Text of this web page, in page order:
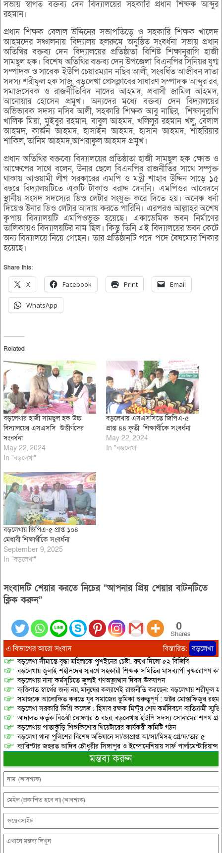
সভায় স্বাগত বক্তব্য দেন বিদ্যালয়ের সহকারি প্রধান শিক্ষক আব্দুর
রহমান।
প্রধান শিক্ষক বেলাল উদ্দিনের সভাপতিত্বে ও সহকারি শিক্ষক খালেদ
আহমদের সঞ্চালনায় বিদ্যালয় হলরুমে অনুষ্ঠিত সংবর্ধনা সভায় প্রধান
অতিথির বক্তব্য দেন বিদ্যালয়ের প্রতিষ্ঠাতা বিশিষ্ট শিক্ষানুরাগি হাজী
সামছুল হক। বিশেষ অতিথির বক্তব্য দেন উপজেলা বিএনপির সিনিয়র যুগ্ম
সম্পাদক ও সাবেক ইউপি চেয়ারম্যান নছিব আলী, সংবর্ধিত আজীবন দাতা
সদস্য শরীফুল হক সাজু, বড়লেখা প্রেসক্লাবের সাধারণ সম্পাদক আব্দুর রব,
সমাজসেবক ও রাজনীতিবিদ নাদের আহমদ, প্রবাসী জামিল আহমদ,
আনোয়ার হোসেন প্রমুখ। অন্যদের মধ্যে বক্তব্য দেন বিদ্যালয়ের
অভিভাবক সদস্য নসিব আলী, সহকারি শিক্ষক আবু নাছির, শিক্ষানুরাগি
খালিক মিয়া, মুইবুর রহমান, বাবুল আহমদ, খলিলুর রহমান খলু, বেলাল
আহমদ, কার্জন আহমদ, হাসাইন আহমদ, হাসান আহমদ, শাহরিয়ার
শাকিল, তানিম আহমদ,আশরাফুল আহমদ প্রমুখ।
প্রধান অতিথির বক্তব্যে বিদ্যালয়ের প্রতিষ্ঠাতা হাজী সামছুল হক ক্ষোভ ও
আক্ষেপের সাথে বলেন, উনার ছেলে বিএনপির রাজনীতির সাথে সম্পৃক্ত
থাকায় আওয়ামী লীগ সরকারের এমপি ও মন্ত্রী শাহাব উদ্দিন সাড়ে ১৫
বছরে বিদ্যালয়টিতে একটি টাকাও বরাদ্দ দেননি। এমপিওর আবেদনে
স্থানীয় সংসদ সদস্যের ডিও লেটার সংযুক্ত করে দিতে হয়। অনেক ধর্না
দিয়েও উনার ডিও লেটার আদায় করতে পারিনি। এরপরও আল্লাহর অশেষ
কৃপায় বিদ্যালয়টি এমপিওভুক্ত হয়েছে। একাডেমিক ভবন নির্মাণের
তালিকায়ও বিদ্যালয়টির নাম ছিল। কিন্তু তিনি এই বিদ্যালয়ের ভবন কেটে
অন্য বিদ্যালয়ে নিয়ে গেছেন। তার প্রতিষ্ঠানটি পদে পদে বৈষম্যের শিকার
হয়েছে।
Share this:
X Facebook Print Email
WhatsApp
Related
বড়লেখার হাজী সামছুল হক উচ্চ
বিদ্যালয়ের এসএসসি উত্তীর্ণদের
সংবর্ধনা
May 22, 2024
In "বড়লেখা"
বড়লেখায় এসএসসিতে জিপিএ-৫
প্রাপ্ত ৪৪ কৃতী শিক্ষার্থীকে সংবর্ধনা
May 22, 2024
In "বড়লেখা"
বড়লেখায় জিপিএ-৫ প্রাপ্ত ১০৪
মেধাবী শিক্ষার্থীকে সংবর্ধনা
September 9, 2025
In "বড়লেখা"
সংবাদটি শেয়ার করতে নিচের “আপনার প্রিয় শেয়ার বাটনটিতে
ক্লিক করুন”
0
Shares
এ বিভাগের আরো সংবাদ বিস্তারিত: বড়লেখা
বড়লেখা সীমান্তে বৃদ্ধা মহিলাকে পুশইনের চেষ্টা: রুখে দিলো ৫২ বিজিবি
বড়লেখায় জুলাই শহীদদের স্মরণে সহকারী শিক্ষক সমিতির মাসব্যাপী বৃক্ষরোপণ
বড়লেখায় নানা কর্মসূচিতে জুলাই গণঅভ্যুত্থান দিবস উদযাপন
ব্যক্তিগত স্বার্থের জন্য নয়, মানুষের কল্যাণেই রাজনীতি করছেন: বড়লেখায় শরীফুল
সমাজকে আলোকিত করতে যুব সমাজের ভূমিকা গুরুত্বপূর্ণ : ডক্টর মোস্তাফিজুর
বড়লেখা সরকারি ডিগ্রি কলেজ : হিসাব রক্ষক মিন্টুর শেষ কর্মদিবসে ব্যতিক্রমী
আদালত কর্তৃক বিজয়ী ঘোষণার ৩ বছর, বড়লেখায় ইউপি সদস্য সোনামের শপথ
বড়লেখায় পাতাকুঁড়ি শিশুকিশোর থিয়েটারের কার্যকরী কমিটি গঠন
বড়লেখা থানা পুলিশের বিশেষ অভিযানে সা/জাপ্রাপ্ত আ/সা/মিসহ গ্রে/ফ/তার ৫
ব্যারিস্টার জহরত আদিব চৌধুরীর সিঙ্গাপুর ও ইন্দোনেশিয়ায় সার্ফ পার্লামেন্টারিয়ান্স
মন্তব্য করুন